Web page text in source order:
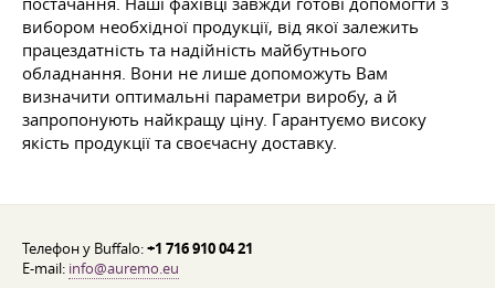
вибором необхідної продукції, від якої залежить
працездатність та надійність майбутнього
обладнання. Вони не лише допоможуть Вам
визначити оптимальні параметри виробу, а й
запропонують найкращу ціну. Гарантуємо високу
якість продукції та своєчасну доставку.
Телефон у Buffalo:+1 716 910 04 21
E-mail: info@auremo.eu